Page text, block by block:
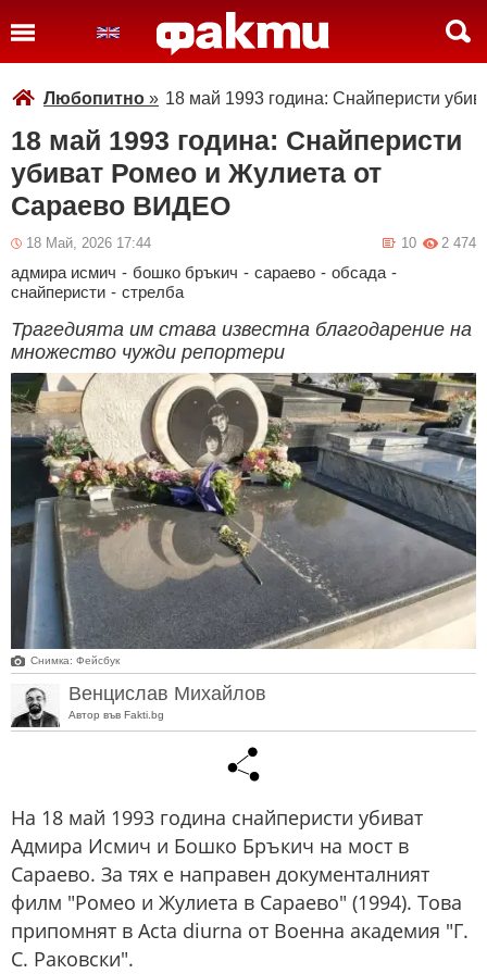
Любопитно » 18 май 1993 година: Снайперисти
18 май 1993 година: Снайперисти
убиват Ромео и Жулиета от
Сараево ВИДЕО
18 Май, 2026 17:44 2 474
10
адмира исмич - бошко бръкич - сараево - обсада -
снайперисти - стрелба
Трагедията им става известна благодарение на
множество чужди репортери
Снимка: Фейсбук
Венцислав Михайлов
Автор във Fakti.bg
На 18 май 1993 година снайперисти убиват
Адмира Исмич и Бошко Бръкич на мост в
Сараево. За тях е направен документалният
филм "Ромео и Жулиета в Сараево" (1994). Това
припомнят в Acta diurna от Военна академия "Г.
С. Раковски".